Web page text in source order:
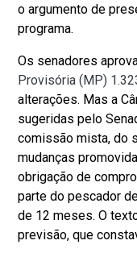
o argumento de
programa.
Os senadores
Provisória (MP)
alterações. Mas a
sugeridas pelo
comissão mista, do
mudanças
obrigação de
parte do pescador
de 12 meses. O
previsão, que